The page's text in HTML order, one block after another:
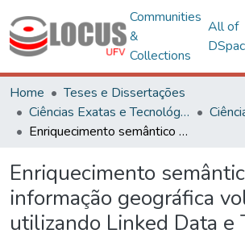
Communities
&
Collections
All of
Home
Teses e Dissertações
Ciências Exatas e Tecnológicas
Enriquecimento semântico de informação geográfica voluntária utilizando Linked Data e Tesauro
Enriquecimento
informação geográfica
utilizando Linked Data e